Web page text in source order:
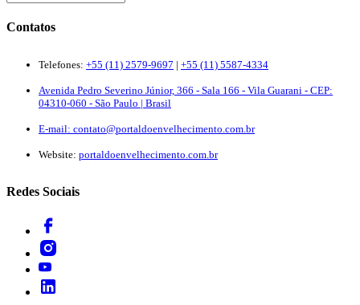
Contatos
Telefones: +55 (11) 2579-9697 | +55 (11) 5587-4334
Avenida Pedro Severino Júnior, 366 - Sala 166 - Vila Guarani - CEP:
04310-060 - São Paulo | Brasil
E-mail: contato@portaldoenvelhecimento.com.br
Website: portaldoenvelhecimento.com.br
Redes Sociais